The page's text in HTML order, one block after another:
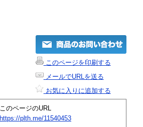
このページを印刷する
メールでURLを送る
お気に入りに追加する
このページのURL
https://plth.me/11540453